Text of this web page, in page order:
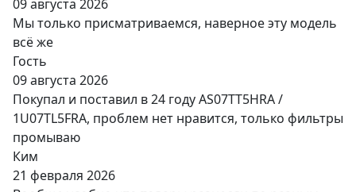
09 августа 2026
Мы только присматриваемся, наверное эту модель
всё же
Гость
09 августа 2026
Покупал и поставил в 24 году AS07TT5HRA /
1U07TL5FRA, проблем нет нравится, только фильтры
промываю
Ким
21 февраля 2026